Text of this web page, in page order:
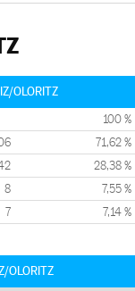
OLORITZ
100 %
71,62 %
28,38 %
8 7,55 %
7 7,14 %
OLORITZ